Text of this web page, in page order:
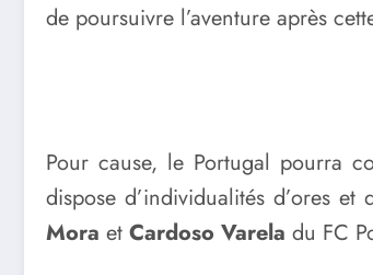
de poursuivre l’aventure après
Pour cause, le Portugal pourra
dispose d’individualités d’ores
Mora et Cardoso Varela du FC